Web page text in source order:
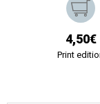
4,50€
Print